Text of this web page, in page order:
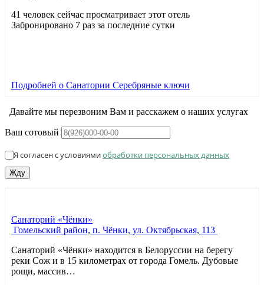
41 человек сейчас просматривает этот отель
Забронировано 7 раз за последние сутки
Подробней о Санатории Серебряные ключи
Давайте мы перезвоним Вам и расскажем о наших услугах
Ваш сотовый
Я согласен с условиямиобработки персональных данных
Жду
Санаторий «Чёнки»
Гомельский район, п. Чёнки, ул. Октябрьская, 113
Санаторий «Чёнки» находится в Белоруссии на берегу
реки Сож и в 15 километрах от города Гомель. Дубовые
рощи, массив…